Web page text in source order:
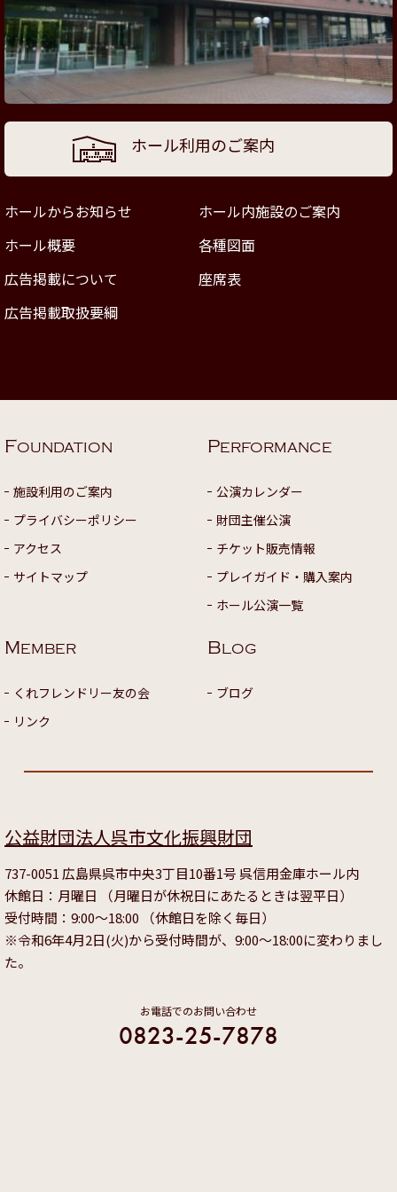
ホール利用のご案内
ホールからお知らせ
ホール内施設のご案内
ホール概要
各種図面
広告掲載について
座席表
広告掲載取扱要綱
FOUNDATION
施設利用のご案内
プライバシーポリシー
アクセス
サイトマップ
PERFORMANCE
公演カレンダー
財団主催公演
チケット販売情報
プレイガイド・購入案内
ホール公演一覧
MEMBER
くれフレンドリー友の会
リンク
BLOG
ブログ
公益財団法人呉市文化振興財団
737-0051 広島県呉市中央3丁目10番1号 呉信用金庫ホール内
休館日：月曜日 （月曜日が休祝日にあたるときは翌平日）
受付時間：9:00～18:00 （休館日を除く毎日）
※令和6年4月2日(火)から受付時間が、9:00～18:00に変わりまし
た。
お電話でのお問い合わせ
0823-25-7878